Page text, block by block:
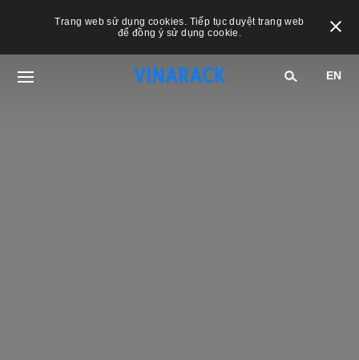
Trang web sử dụng cookies. Tiếp tục duyệt trang web
để đồng ý sử dụng cookie.
EN